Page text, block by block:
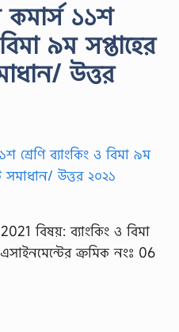
কমার্স ১১শ
৯ম সপ্তাহের
উত্তর
বিষয়: ব্যাংকিং ও বিমা
ক্রমিক নংঃ 06